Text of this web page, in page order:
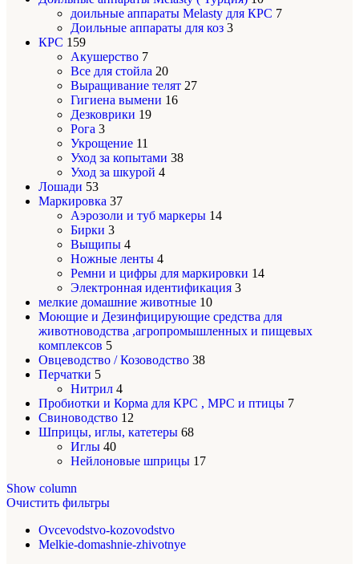
доильные аппараты Melasty для КРС 7
Доильные аппараты для коз 3
КРС 159
Акушерство 7
Все для стойла 20
Выращивание телят 27
Гигиена вымени 16
Дезковрики 19
Рога 3
Укрощение 11
Уход за копытами 38
Уход за шкурой 4
Лошади 53
Маркировка 37
Аэрозоли и туб маркеры 14
Бирки 3
Выщипы 4
Ножные ленты 4
Ремни и цифры для маркировки 14
Электронная идентификация 3
мелкие домашние животные 10
Моющие и Дезинфицирующие средства для
животноводства ,агропромышленных и пищевых
комплексов 5
Овцеводство / Козоводство 38
Перчатки 5
Нитрил 4
Пробиотки и Корма для КРС , МРС и птицы 7
Свиноводство 12
Шприцы, иглы, катетеры 68
Иглы 40
Нейлоновые шприцы 17
Show column
Очистить фильтры
Ovcevodstvo-kozovodstvo
Melkie-domashnie-zhivotnye